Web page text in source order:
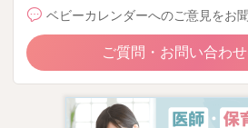
ベビーカレンダーへのご意見をお
ご質問・お問い合わ